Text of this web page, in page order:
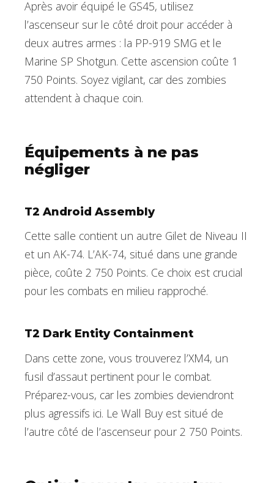
Après avoir équipé le GS45, utilisez
l’ascenseur sur le côté droit pour accéder à
deux autres armes : la PP-919 SMG et le
Marine SP Shotgun. Cette ascension coûte 1
750 Points. Soyez vigilant, car des zombies
attendent à chaque coin.
Équipements à ne pas
négliger
T2 Android Assembly
Cette salle contient un autre Gilet de Niveau II
et un AK-74. L’AK-74, situé dans une grande
pièce, coûte 2 750 Points. Ce choix est crucial
pour les combats en milieu rapproché.
T2 Dark Entity Containment
Dans cette zone, vous trouverez l’XM4, un
fusil d’assaut pertinent pour le combat.
Préparez-vous, car les zombies deviendront
plus agressifs ici. Le Wall Buy est situé de
l’autre côté de l’ascenseur pour 2 750 Points.